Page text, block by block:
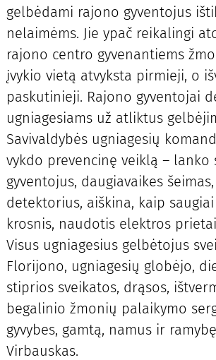
gelbėdami rajono gyventojus
nelaimėms. Jie ypač reikalingi
rajono centro gyvenantiems
įvykio vietą atvyksta pirmieji, o
paskutinieji. Rajono gyventojai
ugniagesiams už atliktus
Savivaldybės ugniagesių
vykdo prevencinę veiklą – lanko
gyventojus, daugiavaikes
detektorius, aiškina, kaip
krosnis, naudotis elektros
Visus ugniagesius gelbėtojus
Florijono, ugniagesių globėjo,
stiprios sveikatos, drąsos,
begalinio žmonių palaikymo
gyvybes, gamtą, namus ir
Virbauskas.